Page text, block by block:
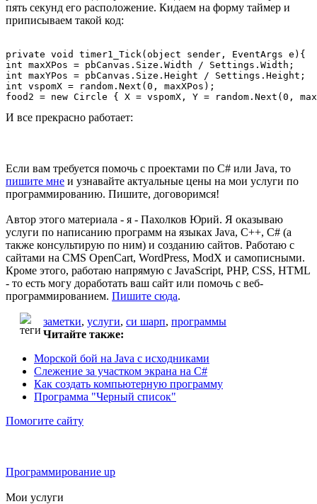
пять секунд его расположение. Кидаем на форму таймер и
приписываем такой код:
private void timer1_Tick(object sender, EventArgs e){
int maxXPos = pbCanvas.Size.Width / Settings.Width;
int maxYPos = pbCanvas.Size.Height / Settings.Height;
int vspomX = random.Next(0, maxXPos);
food2 = new Circle { X = vspomX, Y = random.Next(0,
И все прекрасно работает:
Если вам требуется помочь с проектами по C# или Java, то
пишите мне и узнавайте актуальные цены на мои услуги по
программированию. Пишите, договоримся!
Автор этого материала - я - Пахолков Юрий. Я оказываю
услуги по написанию программ на языках Java, C++, C# (а
также консультирую по ним) и созданию сайтов. Работаю с
сайтами на CMS OpenCart, WordPress, ModX и самописными.
Кроме этого, работаю напрямую с JavaScript, PHP, CSS, HTML
- то есть могу доработать ваш сайт или помочь с веб-
программированием. Пишите сюда.
заметки, услуги, си шарп, программы
Читайте также:
Морской бой на Java с исходниками
Слежение за участком экрана на C#
Как создать компьютерную программу
Программа "Черный список"
Помогите сайту
Программирование up
Мои услуги